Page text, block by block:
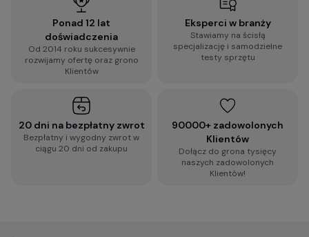
Ponad 12 lat
doświadczenia
Od 2014 roku sukcesywnie
rozwijamy ofertę oraz grono
Klientów
Eksperci w branży
Stawiamy na ścisłą
specjalizację i samodzielne
testy sprzętu
20 dni na bezpłatny zwrot
Bezpłatny i wygodny zwrot w
ciągu 20 dni od zakupu
90000+ zadowolonych
Klientów
Dołącz do grona tysięcy
naszych zadowolonych
Klientów!